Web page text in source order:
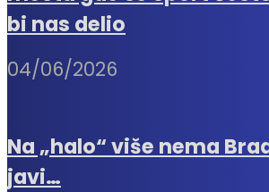
bi nas delio
04/06/2026
Na „halo“ više nema
javi…